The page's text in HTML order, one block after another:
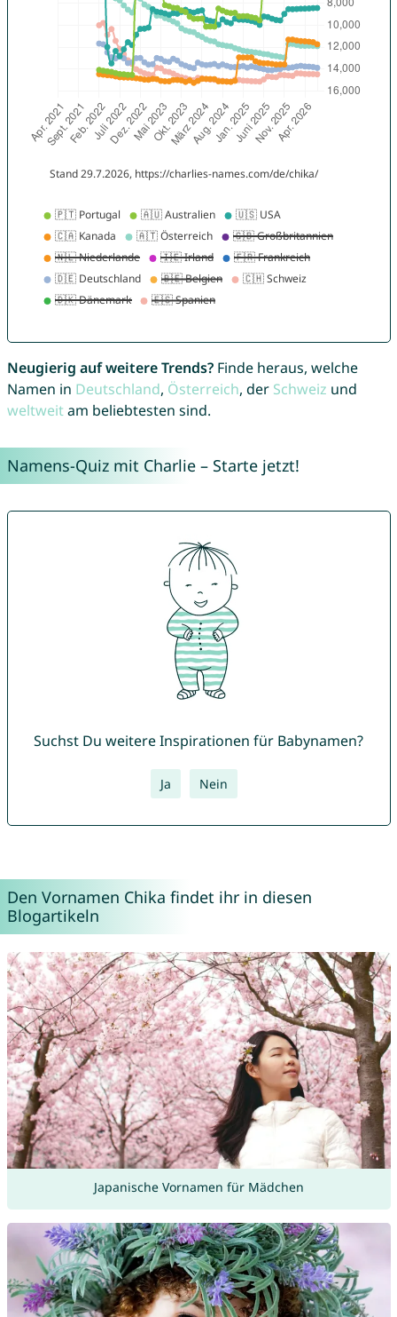
Neugierig auf weitere Trends?Finde heraus, welche
Namen in Deutschland, Österreich, der Schweiz und
weltweitam beliebtesten sind.
Namens-Quiz mit Charlie – Starte jetzt!
Suchst Du weitere Inspirationen für Babynamen?
Ja Nein
Den Vornamen Chika findet ihr in diesen
Blogartikeln
Japanische Vornamen für Mädchen